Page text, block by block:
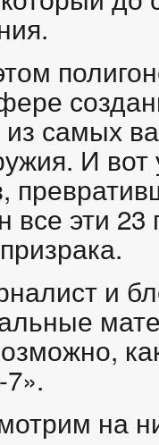
из самых
И
все эти
и
на